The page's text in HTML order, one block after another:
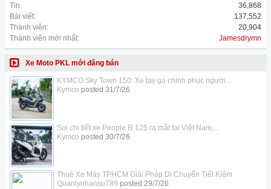
Tin:
36,868
Bài viết:
137,552
Thành viên:
20,904
Thành viên mới nhất:
Jamesdrymn
Xe Moto PKL mới đăng bán
KYMCO Sky Town 150: Xe tay ga chinh phục người...
Kymco posted 31/7/26
Soi chi tiết xe People R 125 ra mắt tại Việt Nam,...
Kymco posted 30/7/26
Thuê Xe Máy TPHCM Giải Pháp Di Chuyển Tiết Kiệm
Quanlynhansu789 posted 29/7/26